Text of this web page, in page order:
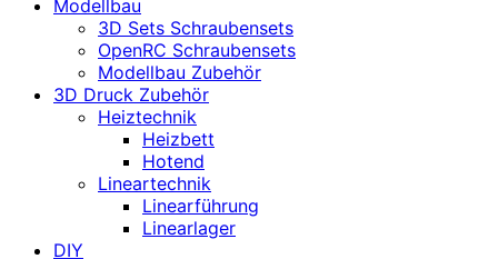
Modellbau
3D Sets Schraubensets
OpenRC Schraubensets
Modellbau Zubehör
3D Druck Zubehör
Heiztechnik
Heizbett
Hotend
Lineartechnik
Linearführung
Linearlager
DIY